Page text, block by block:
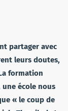
partager avec
leurs doutes,
formation
une école nous
« le coup de